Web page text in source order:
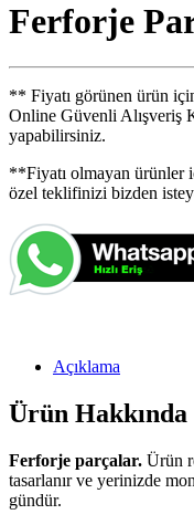
Ferforje
** Fiyatı görünen ürün
Online Güvenli
yapabilirsiniz.
**Fiyatı olmayan ürünler
özel teklifinizi bizden
Açıklama
Ürün Hakkında
Ferforje parçalar. Ürün
tasarlanır ve yerinizde
gündür.